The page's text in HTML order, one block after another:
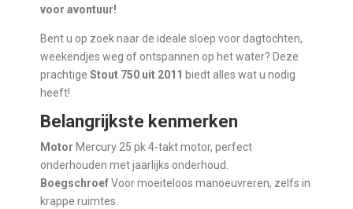
voor avontuur!
Bent u op zoek naar de ideale sloep voor dagtochten,
weekendjes weg of ontspannen op het water? Deze
prachtigeStout 750 uit 2011 biedt alles wat u nodig
heeft!
Belangrijkste kenmerken
Motor Mercury 25 pk 4-takt motor, perfect
onderhouden met jaarlijks onderhoud.
BoegschroefVoor moeiteloos manoeuvreren, zelfs in
krappe ruimtes.